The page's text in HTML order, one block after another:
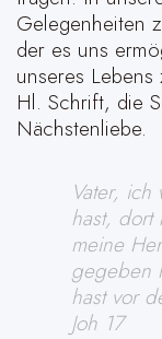
Gelegenheiten
der es uns
unseres
Hl. Schrift, die
Nächstenliebe.
Vater,
hast,
meine
gegeben
hast vor
Joh 17